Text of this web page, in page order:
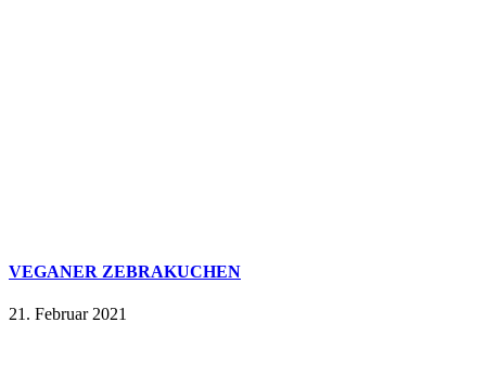
VEGANER ZEBRAKUCHEN
21. Februar 2021